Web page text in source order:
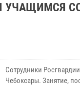
УЧАЩИМСЯ
Сотрудники
Чебоксары. Занятие,